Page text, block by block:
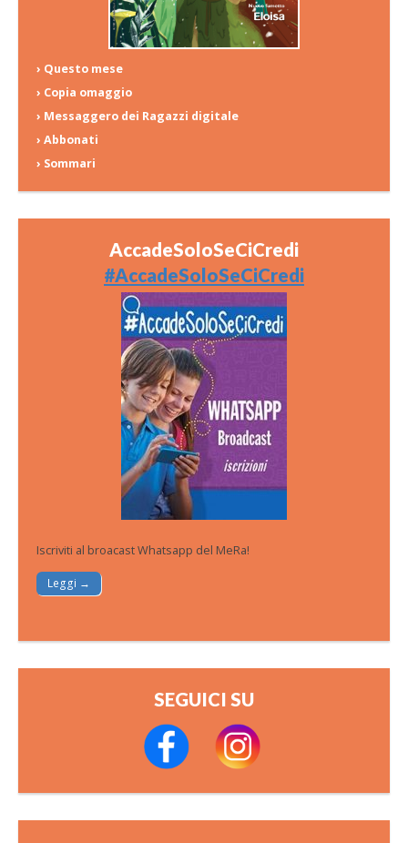
› Questo mese
› Copia omaggio
› Messaggero dei Ragazzi digitale
› Abbonati
› Sommari
AccadeSoloSeCiCredi
#AccadeSoloSeCiCredi
Iscriviti al broacast Whatsapp del MeRa!
Leggi →
SEGUICI SU